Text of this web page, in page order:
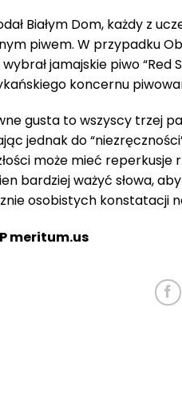
Białym Dom, każdy z
piwem. W przypadku
jamajskie piwo “Red
koncernu
gusta to wszyscy trzej
jednak do
może mieć reperkusje
bardziej ważyć słowa,
osobistych konstatacji
meritum.us